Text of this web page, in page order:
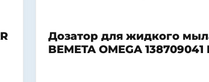
Дозатор для жидкого
BEMETA OMEGA